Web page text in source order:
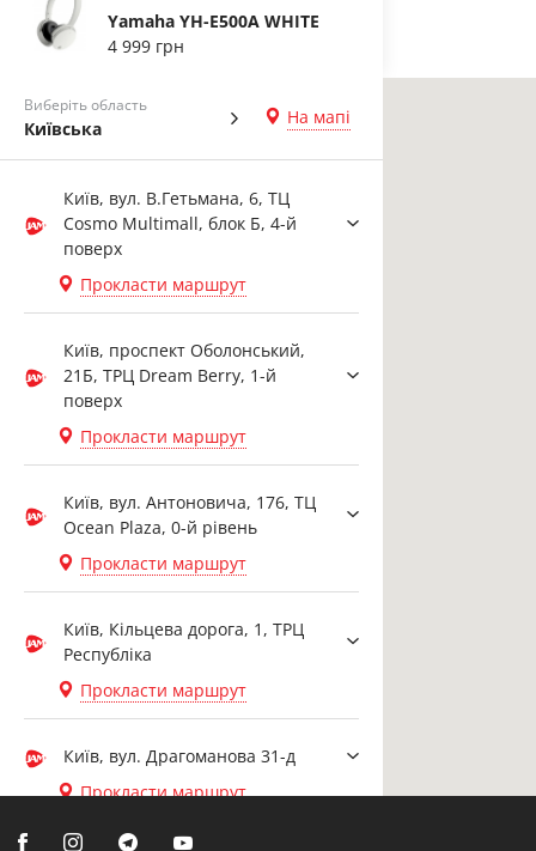
Yamaha YH-E500A WHITE
4 999 грн
Виберіть область
Київська
На мапі
Київ, вул. В.Гетьмана, 6, ТЦ
Cosmo Multimall, блок Б, 4-й
поверх
Прокласти маршрут
Київ, проспект Оболонський,
21Б, ТРЦ Dream Berry, 1-й
поверх
Прокласти маршрут
Київ, вул. Антоновича, 176, ТЦ
Ocean Plaza, 0-й рівень
Прокласти маршрут
Київ, Кільцева дорога, 1, ТРЦ
Республіка
Прокласти маршрут
Київ, вул. Драгоманова 31-д
Прокласти маршрут